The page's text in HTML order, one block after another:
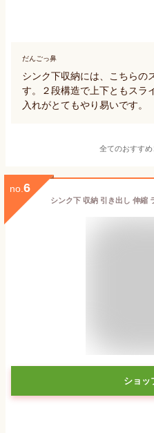
だんごっ鼻
シンク下収納には、こちらの
す。２段構造で上下ともスラ
入れがとてもやり易いです。
全てのおすすめ
no. 6
ショッ